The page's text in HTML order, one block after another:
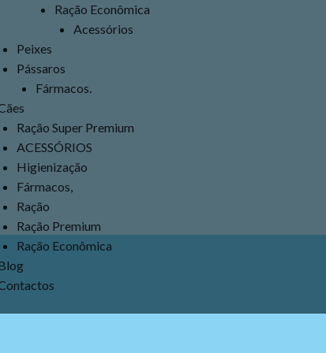
Ração Econômica
Acessórios
Peixes
Pássaros
Fármacos.
Ração Super Premium
ACESSÓRIOS
Higienização
Fármacos,
Ração
Ração Premium
Ração Econômica